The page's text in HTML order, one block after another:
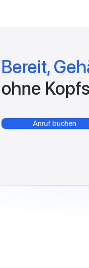
Bereit,
ohne
Anruf buchen